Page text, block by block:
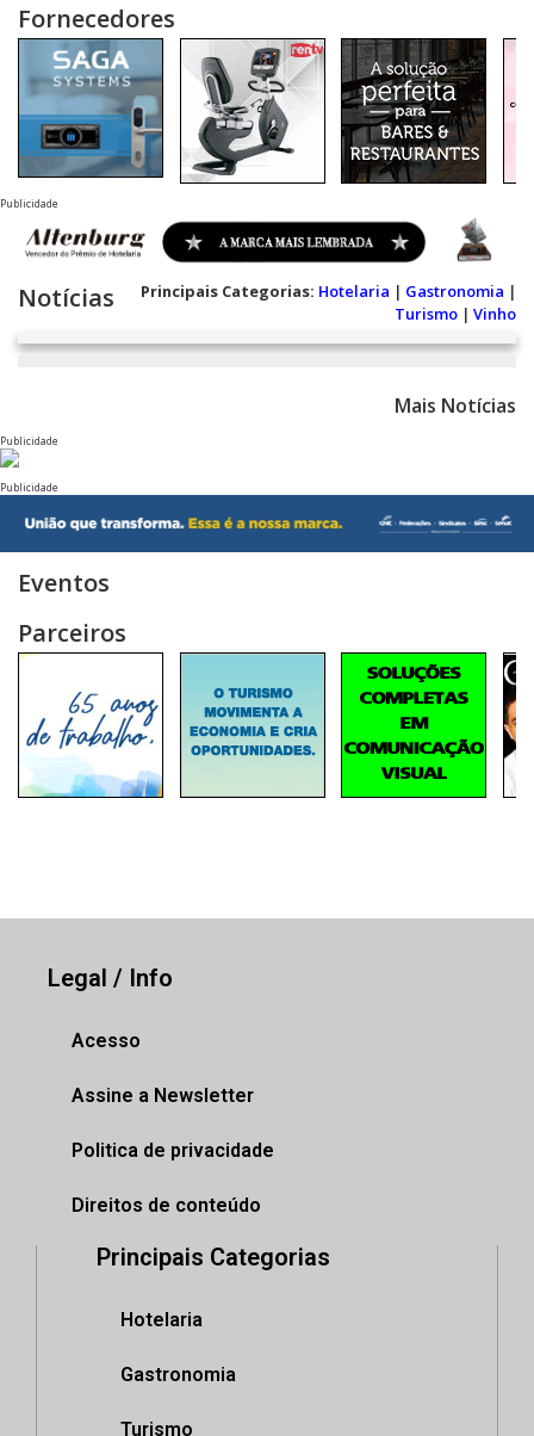
Fornecedores
Publicidade
Notícias Principais Categorias: Hotelaria | Gastronomia |
Turismo | Vinho
Mais Notícias
Publicidade
Publicidade
Eventos
Parceiros
Legal / Info
Acesso
Assine a Newsletter
Politica de privacidade
Direitos de conteúdo
Principais Categorias
Hotelaria
Gastronomia
Turismo